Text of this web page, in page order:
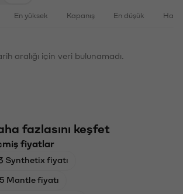
En yüksek Kapanış En düşük
aralığı için veri bulunamadı.
fazlasını keşfet
fiyatlar
Synthetix fiyatı
Mantle fiyatı